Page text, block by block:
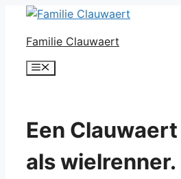
inhoud
Familie Clauwaert
Menu
Een Clauwaert
als wielrenner.